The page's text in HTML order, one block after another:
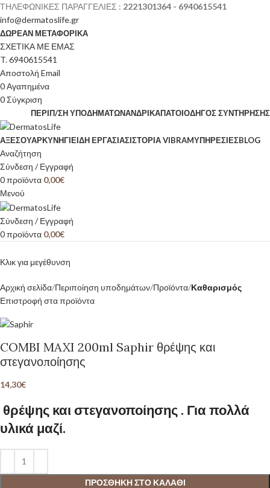
ΤΗΛΕΦΩΝΙΚΕΣ ΠΑΡΑΓΓΕΛΙΕΣ : 2221301364 - 6940615541
info@dermatoslife.gr
ΔΩΡΕΑΝ ΜΕΤΑΦΟΡΙΚΑ
ΣΧΕΤΙΚΑ ΜΕ ΕΜΑΣ
T. 6940615541
Αποστολή Email
0Αγαπημένα
0Σύγκριση
ΠΕΡΙΠ/ΣΗ ΥΠΟΔΗΜΆΤΩΝΑΝΔΡΙΚΆΠΆΤΟΙΟΔΗΓΌΣ ΣΥΝΤΉΡΗΣΗΣ
ΑΞΕΣΟΥΆΡΚΥΝΉΓΙΕΊΔΗ ΕΡΓΑΣΊΑΣΙΣΤΟΡΊΑ VIBRAMΥΠΗΡΕΣΙΕΣBLOG
Αναζήτηση
Σύνδεση / Εγγραφή
0προϊόντα 0,00€
Μενού
Σύνδεση / Εγγραφή
0προϊόντα 0,00€
Κλικ για μεγέθυνση
Αρχική σελίδα Περιποίηση υποδημάτων Προϊόντα Καθαρισμός
Επιστροφή στα προϊόντα
COMBI MAXI 200ml Saphir θρέψης και
στεγανοποίησης
14,30€
θρέψης και στεγανοποίησης . Για πολλά
υλικά μαζί.
ΠΡΟΣΘΉΚΗ ΣΤΟ ΚΑΛΆΘΙ